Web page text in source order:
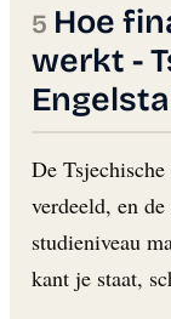
Hoe
werkt -
De
verdeeld, en
studieniveau
kant je staat,